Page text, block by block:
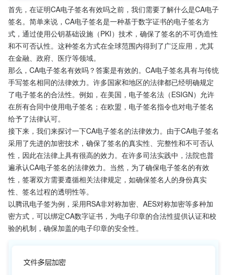
首先，在证明CA电子签名有效吗之前，我们需要了解什么是CA电子
签名。简单来说，CA电子签名是一种基于数字证书的电子签名方
式，通过使用公钥基础设施（PKI）技术，确保了签名的不可伪造性
和不可否认性。这种签名方式在全球范围内得到了广泛应用，尤其
在金融、政府、医疗等领域。
那么，CA电子签名有效吗？答案是有效的。CA电子签名具有与传统
手写签名相同的法律效力。许多国家和地区的法律都已经明确规定
了电子签名的合法性。例如，在美国，电子签名法（ESIGN）允许
在所有合同中使用电子签名；在欧盟，电子签名指令也对电子签名
给予了法律认可。
接下来，我们来探讨一下CA电子签名的法律效力。由于CA电子签名
采用了先进的加密技术，确保了签名的真实性、完整性和不可否认
性，因此在法律上具有很高的效力。在许多司法实践中，法院也普
遍承认CA电子签名的法律效力。当然，为了确保电子签名的有效
性，签署双方需要遵循相关法律规定，如确保签名人的身份真实
性、签名过程的透明性等。
以腾讯电子签为例，采用RSA非对称加密、AES对称加密等多种加
密方式，可以绑定CA数字证书，为电子印章的合法性提供认证和校
验的机制，确保加盖的电子印章的安全性。